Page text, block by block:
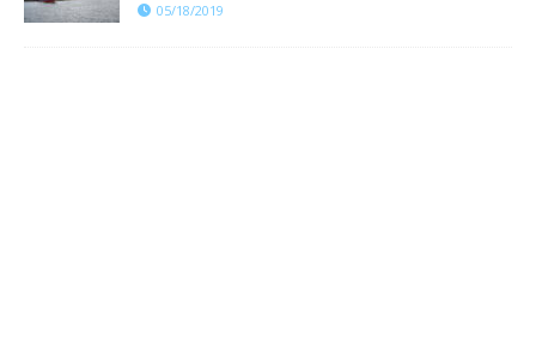
05/18/2019